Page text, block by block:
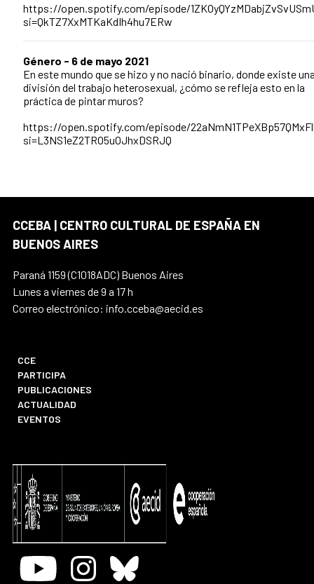
https://open.spotify.com/episode/
si=QkTZ7XxMTKaKdIh4hu7ERw
Género - 6 de mayo 2021
En este mundo que se hizo y no nació binario, donde existe
división del trabajo heterosexual, ¿cómo se refleja esto en la
práctica de pintar muros?
https://open.spotify.com/episode/
si=L3NS1eZ2TRO5uOJhxDSRJQ
CCEBA | CENTRO CULTURAL DE ESPAÑA EN
BUENOS AIRES
Paraná 1159 (C1018ADC) Buenos Aires
Lunes a viernes de 9 a 17 h
Correo electrónico: info.cceba@aecid.es
CCE
PARTICIPA
PUBLICACIONES
ACTUALIDAD
EVENTOS
Youtube InstagramBluesky